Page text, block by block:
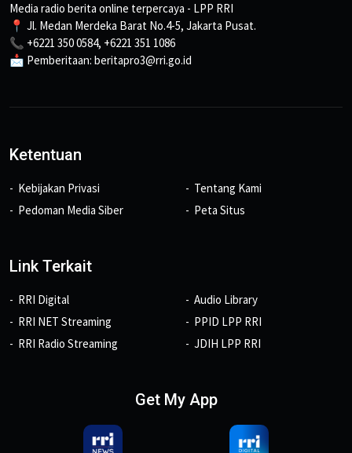
Media radio berita online terpercaya - LPP RRI
📍 Jl. Medan Merdeka Barat No.4-5, Jakarta Pusat.
📞 +6221 350 0584, +6221 351 1086
📩 Pemberitaan: beritapro3@rri.go.id
Ketentuan
Kebijakan Privasi
Pedoman Media Siber
Tentang Kami
Peta Situs
Link Terkait
RRI Digital
RRI NET Streaming
RRI Radio Streaming
Audio Library
PPID LPP RRI
JDIH LPP RRI
Get My App